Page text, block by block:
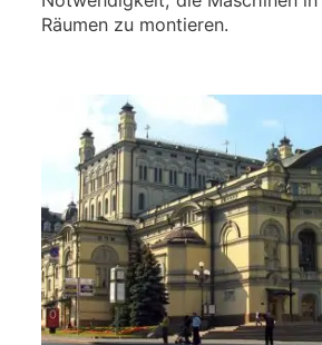
Räumen zu montieren.